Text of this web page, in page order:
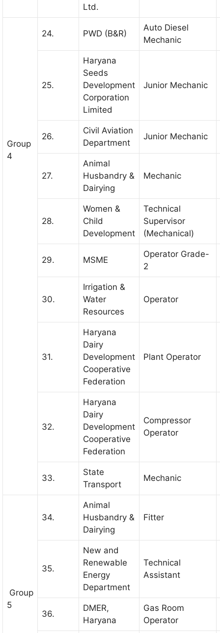
Ltd.
Group
4
24. PWD (B&R)
Auto Diesel
Mechanic
25.
Haryana
Seeds
Development
Corporation
Limited
Junior Mechanic
26.
Civil Aviation
Department
Junior Mechanic
27.
Animal
Husbandry &
Dairying
Mechanic
28.
Women &
Child
Development
Technical
Supervisor
(Mechanical)
29. MSME
Operator Grade-
2
30.
Irrigation &
Water
Resources
Operator
31.
Haryana
Dairy
Development
Cooperative
Federation
Plant Operator
32.
Haryana
Dairy
Development
Cooperative
Federation
Compressor
Operator
33.
State
Transport
Mechanic
Group
5
34.
Animal
Husbandry &
Dairying
Fitter
35.
New and
Renewable
Energy
Department
Technical
Assistant
36.
DMER,
Haryana
Gas Room
Operator